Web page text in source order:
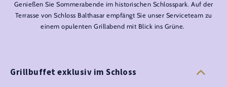
Genießen Sie Sommerabende im historischen Schlosspark. Auf der
Terrasse von Schloss Balthasar empfängt Sie unser Serviceteam zu
einem opulenten Grillabend mit Blick ins Grüne.
Grillbuffet exklusiv im Schloss